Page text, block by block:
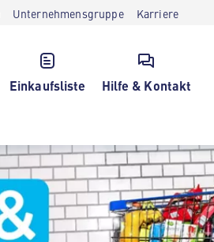
Unternehmensgruppe Karriere
Einkaufsliste Hilfe & Kontakt